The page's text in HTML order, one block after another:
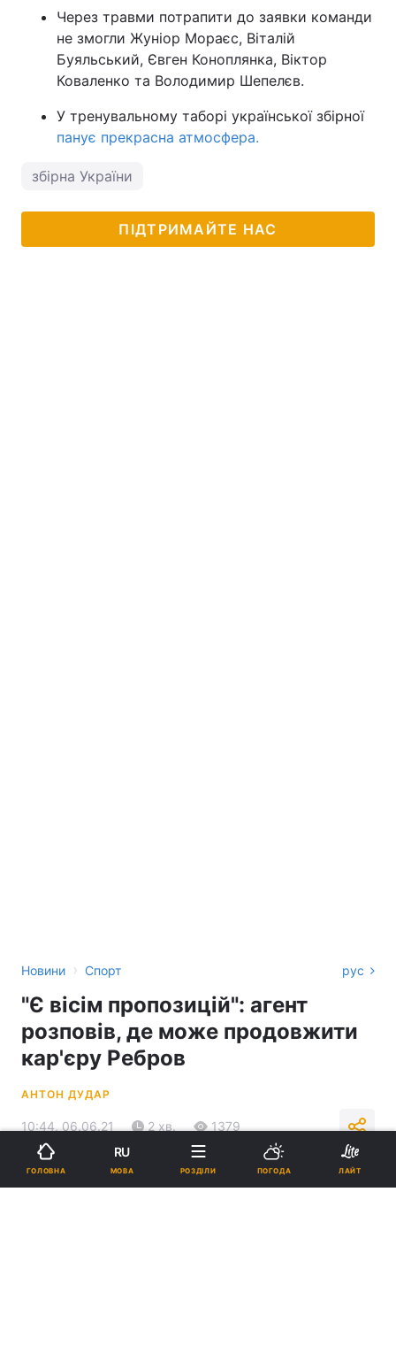
Через травми потрапити до заявки команди
не змогли Жуніор Мораєс, Віталій
Буяльський, Євген Коноплянка, Віктор
Коваленко та Володимир Шепелєв.
У тренувальному таборі української збірної
панує прекрасна атмосфера.
збірна України
ПІДТРИМАЙТЕ НАС
Новини › Спорт рус
"Є вісім пропозицій": агент
розповів, де може продовжити
кар'єру Ребров
АНТОН ДУДАР
10:44, 06.06.21 2 хв. 1379
Підпишіться на нас в Google
ГОЛОВНА
RU
МОВА РОЗДІЛИ ПОГОДА ЛАЙТ